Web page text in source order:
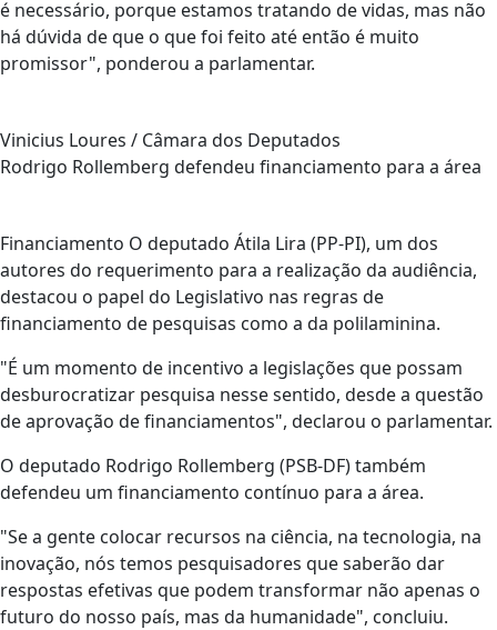
é necessário, porque estamos tratando de vidas, mas não
há dúvida de que o que foi feito até então é muito
promissor", ponderou a parlamentar.
Vinicius Loures / Câmara dos Deputados
Rodrigo Rollemberg defendeu financiamento para a área
Financiamento O deputado Átila Lira (PP-PI), um dos
autores do requerimento para a realização da audiência,
destacou o papel do Legislativo nas regras de
financiamento de pesquisas como a da polilaminina.
"É um momento de incentivo a legislações que possam
desburocratizar pesquisa nesse sentido, desde a questão
de aprovação de financiamentos", declarou o parlamentar.
O deputado Rodrigo Rollemberg (PSB-DF) também
defendeu um financiamento contínuo para a área.
"Se a gente colocar recursos na ciência, na tecnologia, na
inovação, nós temos pesquisadores que saberão dar
respostas efetivas que podem transformar não apenas o
futuro do nosso país, mas da humanidade", concluiu.